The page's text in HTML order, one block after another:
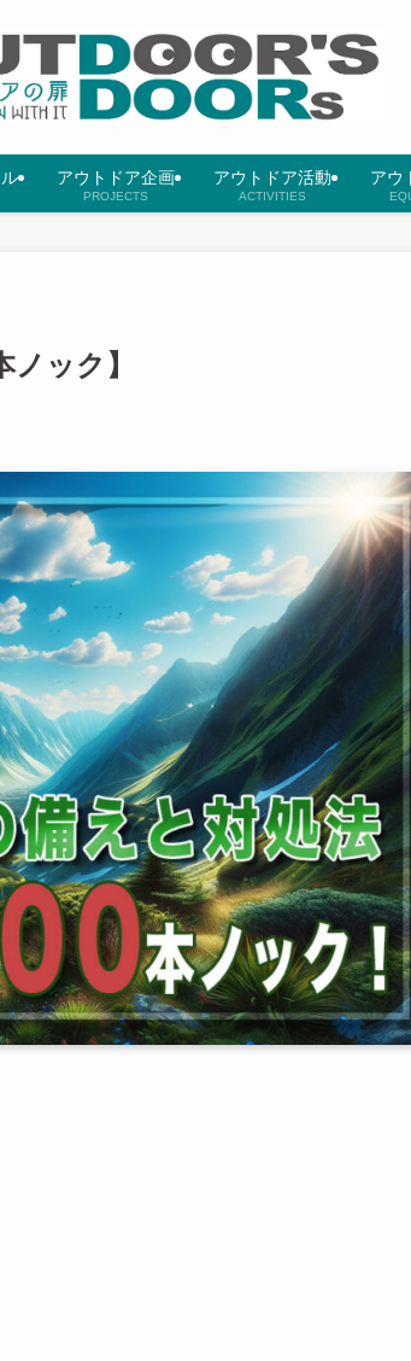
アウトドア企画
PROJECTS
アウトドア活動
ACTIVITIES
アウ
ック】